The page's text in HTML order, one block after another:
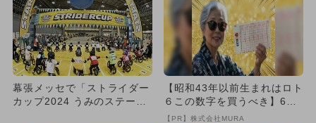
幕張メッセで「ストライダー
カップ2024 うみのステー
【昭和43年以前生まれはロト
６この数字を買うべき】6つ
の数字が「完全一致」する
【PR】株式会社MURA